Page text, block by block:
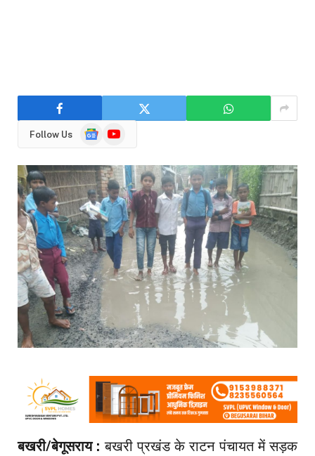
Follow Us
GoogleYouTube
बखरी/बेगूसराय :बखरी प्रखंड के राटन पंचायत में सड़क